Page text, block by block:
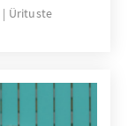
Ürituste